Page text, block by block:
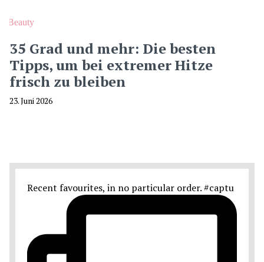
Beauty
35 Grad und mehr: Die besten
Tipps, um bei extremer Hitze
frisch zu bleiben
23. Juni 2026
Recent favourites, in no particular order. #captu